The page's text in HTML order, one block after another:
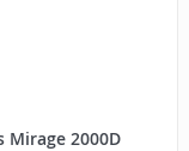
Mirage 2000D